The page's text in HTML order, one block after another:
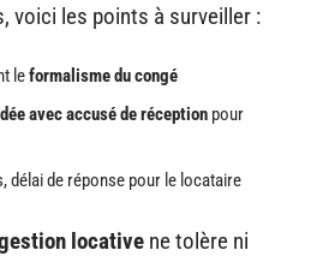
voici les points à surveiller :
leformalisme du congé
avec accusé de réception pour
délai de réponse pour le locataire
locative ne tolère ni